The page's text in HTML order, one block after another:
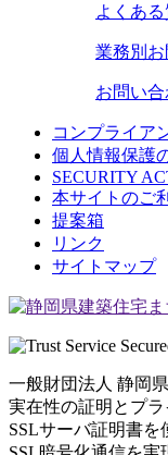
よくある
業務別
お問い
コンプライア
個人情報保護
SECURITY
本サイトのご
提案箱
リンク
サイトマップ
一般財団法人 静岡
実在性の証明とプラ
SSLサーバ証明書を